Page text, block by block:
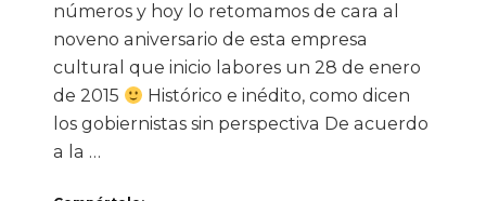
números y hoy lo retomamos de cara al
noveno aniversario de esta empresa
cultural que inicio labores un 28 de enero
de 2015
Histórico e inédito, como dicen
los gobiernistas sin perspectiva De acuerdo
a la …